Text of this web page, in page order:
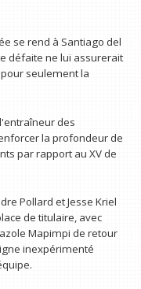
se rend à Santiago del
défaite ne lui assurerait
seulement la
des
la profondeur de
par rapport au XV de
Pollard et Jesse Kriel
de titulaire, avec
Mapimpi de retour
inexpérimenté